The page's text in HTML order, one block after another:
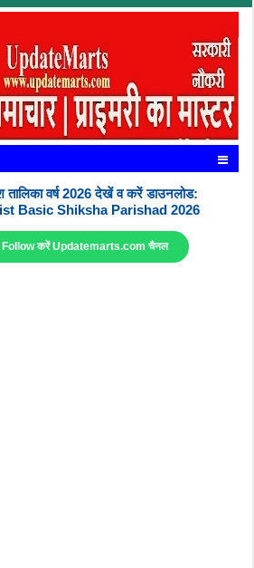
तालिका वर्ष 2026 देखें व करें डाउनलोड:
Basic Shiksha Parishad 2026
Follow करें Updatemarts.com चैनल